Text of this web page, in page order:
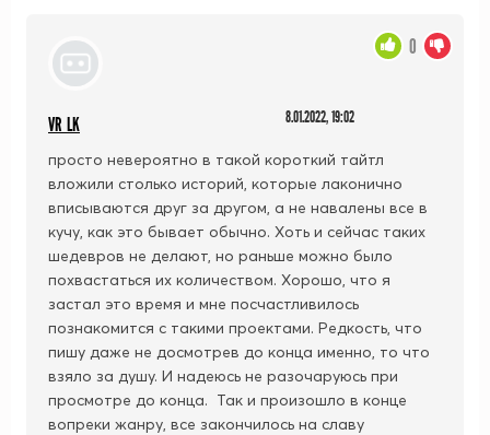
VR LK 8.01.2022, 19:02
просто невероятно в такой короткий тайтл
вложили столько историй, которые лаконично
вписываются друг за другом, а не навалены все в
кучу, как это бывает обычно. Хоть и сейчас таких
шедевров не делают, но раньше можно было
похвастаться их количеством. Хорошо, что я
застал это время и мне посчастливилось
познакомится с такими проектами. Редкость, что
пишу даже не досмотрев до конца именно, то что
взяло за душу. И надеюсь не разочаруюсь при
просмотре до конца. Так и произошло в конце
вопреки жанру, все закончилось на славу
0